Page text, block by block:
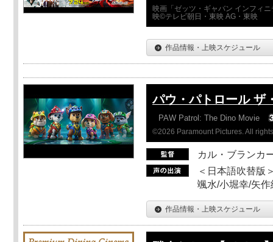
映画「ゼッツ・ギャバン インフィ
映©テレビ朝日・東映 AG・東映
作品情報・上映スケジュール
パウ・パトロール ザ
PAW Patrol: The Dino Movie
©2026 Paramount Pictures. All
カル・ブランカ
＜日本語吹替版
颯水/小堀幸/矢作
作品情報・上映スケジュール